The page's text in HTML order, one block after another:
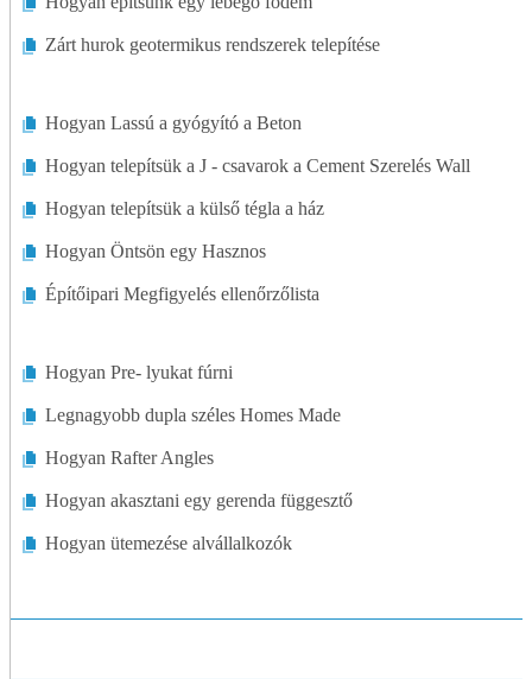
Zárt hurok geotermikus rendszerek telepítése
Hogyan Lassú a gyógyító a Beton
Hogyan telepítsük a J - csavarok a Cement Szerelés Wall
Hogyan telepítsük a külső tégla a ház
Hogyan Öntsön egy Hasznos
Építőipari Megfigyelés ellenőrzőlista
Hogyan Pre- lyukat fúrni
Legnagyobb dupla széles Homes Made
Hogyan Rafter Angles
Hogyan akasztani egy gerenda függesztő
Hogyan ütemezése alvállalkozók